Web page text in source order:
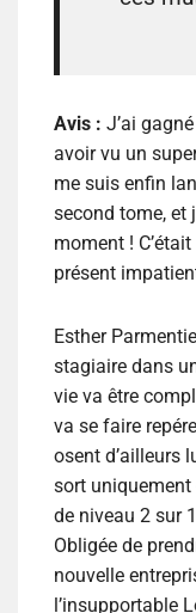
Avis : J’ai
avoir vu un
me suis enfin
second tome, et
moment !
présent
Esther
stagiaire dans
vie va être
va se faire
osent d’ailleurs
sort uniquement
de niveau 2 sur
Obligée de
nouvelle
l’insupportable